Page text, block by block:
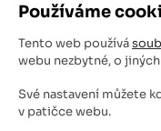
Používáme
Tento web používá
webu nezbytné, o
Své nastavení můžete
v patičce webu.
Registrace
Nechte se